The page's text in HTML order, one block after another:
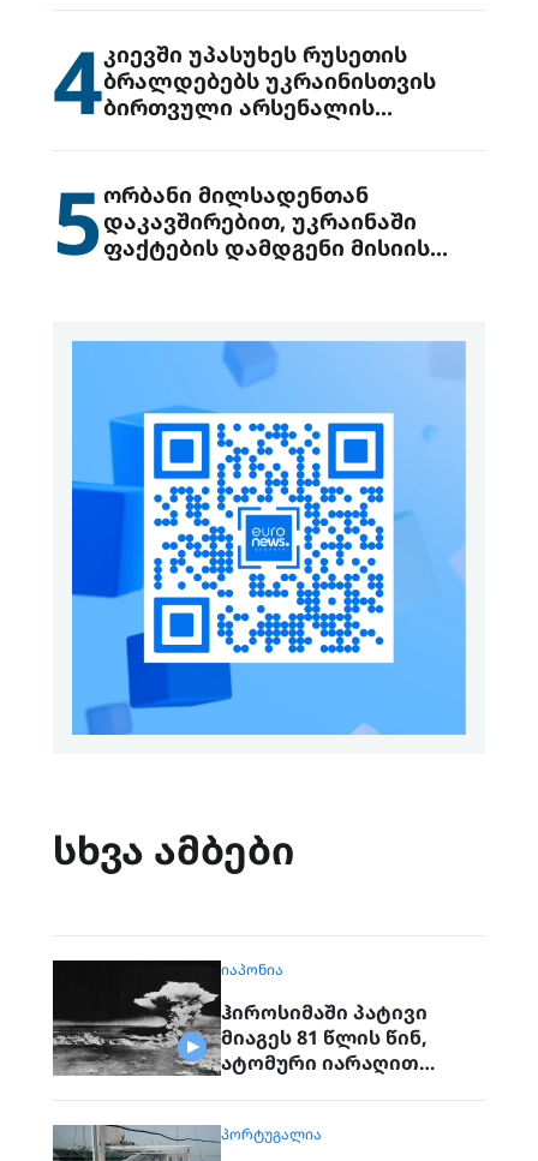
4კიევში უპასუხეს რუსეთის
ბრალდებებს უკრაინისთვის
ბირთვული არსენალის
5ორბანი მილსადენთან
დაკავშირებით, უკრაინაში
ფაქტების დამდგენი მისიის
სხვა ამბები
ᲘᲐᲞᲝᲜᲘᲐ
ჰიროსიმაში პატივი
მიაგეს 81 წლის წინ,
ატომური იარაღით
ᲞᲝᲠᲢᲣᲒᲐᲚᲘᲐ